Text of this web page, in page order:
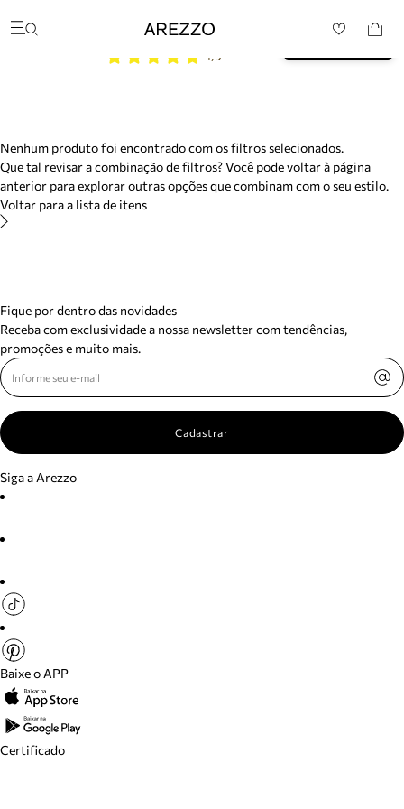
Buscar produtos
categorias sugeridas
Bolsa
Sapatilha
Tamanco
Tênis
Meus pedidos
Acompanhe seus pedidos e solicite devoluções.
Arezzo
Baixe o App e garanta 10%
OFF na sua primeira compra*
4,9
BAIXAR
Nenhum produto foi encontrado com os filtros selecionados.
Que tal revisar a combinação de filtros? Você pode voltar à página
anterior para explorar outras opções que combinam com o seu estilo.
Voltar para a lista de itens
Fique por dentro das novidades
Receba com exclusividade a nossa newsletter com tendências,
promoções e muito mais.
Cadastrar
Siga a Arezzo
Baixe o APP
Certificado